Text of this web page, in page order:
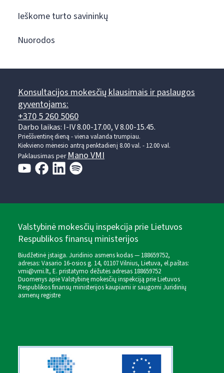
Ieškome turto savininkų
Nuorodos
Konsultacijos mokesčių klausimais ir paslaugos
gyventojams:
+370 5 260 5060
Darbo laikas: I-IV 8.00-17.00, V 8.00-15.45.
Prieššventinę dieną - viena valanda trumpiau.
Kiekvieno mėnesio antrą penktadienį 8.00 val. - 12.00 val.
Paklausimas per Mano VMI
Valstybinė mokesčių inspekcija prie Lietuvos
Respublikos finansų ministerijos
Biudžetinė įstaiga. Juridinio asmens kodas — 188659752,
adresas: Vasario 16-osios g. 14, 01107 Vilnius, Lietuva, el.paštas:
vmi@vmi.lt, E. pristatymo dėžutės adresas 188659752
Duomenys apie Valstybinę mokesčių inspekciją prie Lietuvos
Respublikos finansų ministerijos kaupiami ir saugomi Juridinių
asmenų registre